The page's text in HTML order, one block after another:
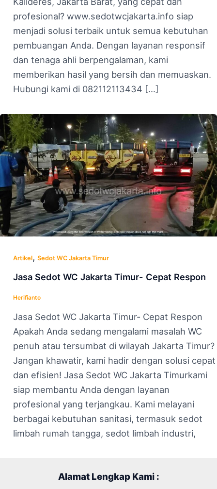
profesional? www.sedotwcjakarta.info siap
menjadi solusi terbaik untuk semua kebutuhan
pembuangan Anda. Dengan layanan responsif
dan tenaga ahli berpengalaman, kami
memberikan hasil yang bersih dan memuaskan.
Hubungi kami di 082112113434 […]
Artikel,Sedot WC Jakarta Timur
Jasa Sedot WC Jakarta Timur- Cepat Respon
Herifianto
Jasa Sedot WC Jakarta Timur- Cepat Respon
Apakah Anda sedang mengalami masalah WC
penuh atau tersumbat di wilayah Jakarta Timur?
Jangan khawatir, kami hadir dengan solusi cepat
dan efisien! Jasa Sedot WC Jakarta Timurkami
siap membantu Anda dengan layanan
profesional yang terjangkau. Kami melayani
berbagai kebutuhan sanitasi, termasuk sedot
limbah rumah tangga, sedot limbah industri,
Alamat Lengkap Kami :